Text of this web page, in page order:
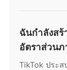
ฉันกำลังสร้
อัตราส่วน
TikTok ประส